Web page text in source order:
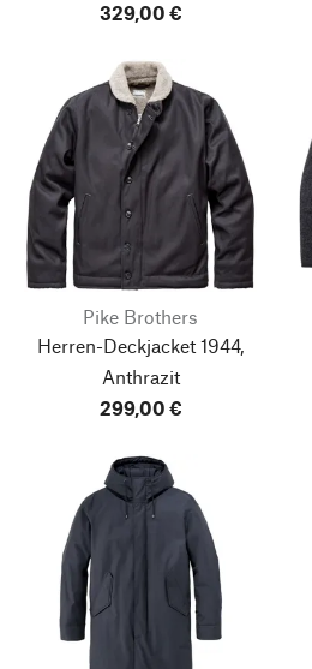
329,00 €
Pike Brothers
Herren-Deckjacket 1944,
Anthrazit
299,00 €